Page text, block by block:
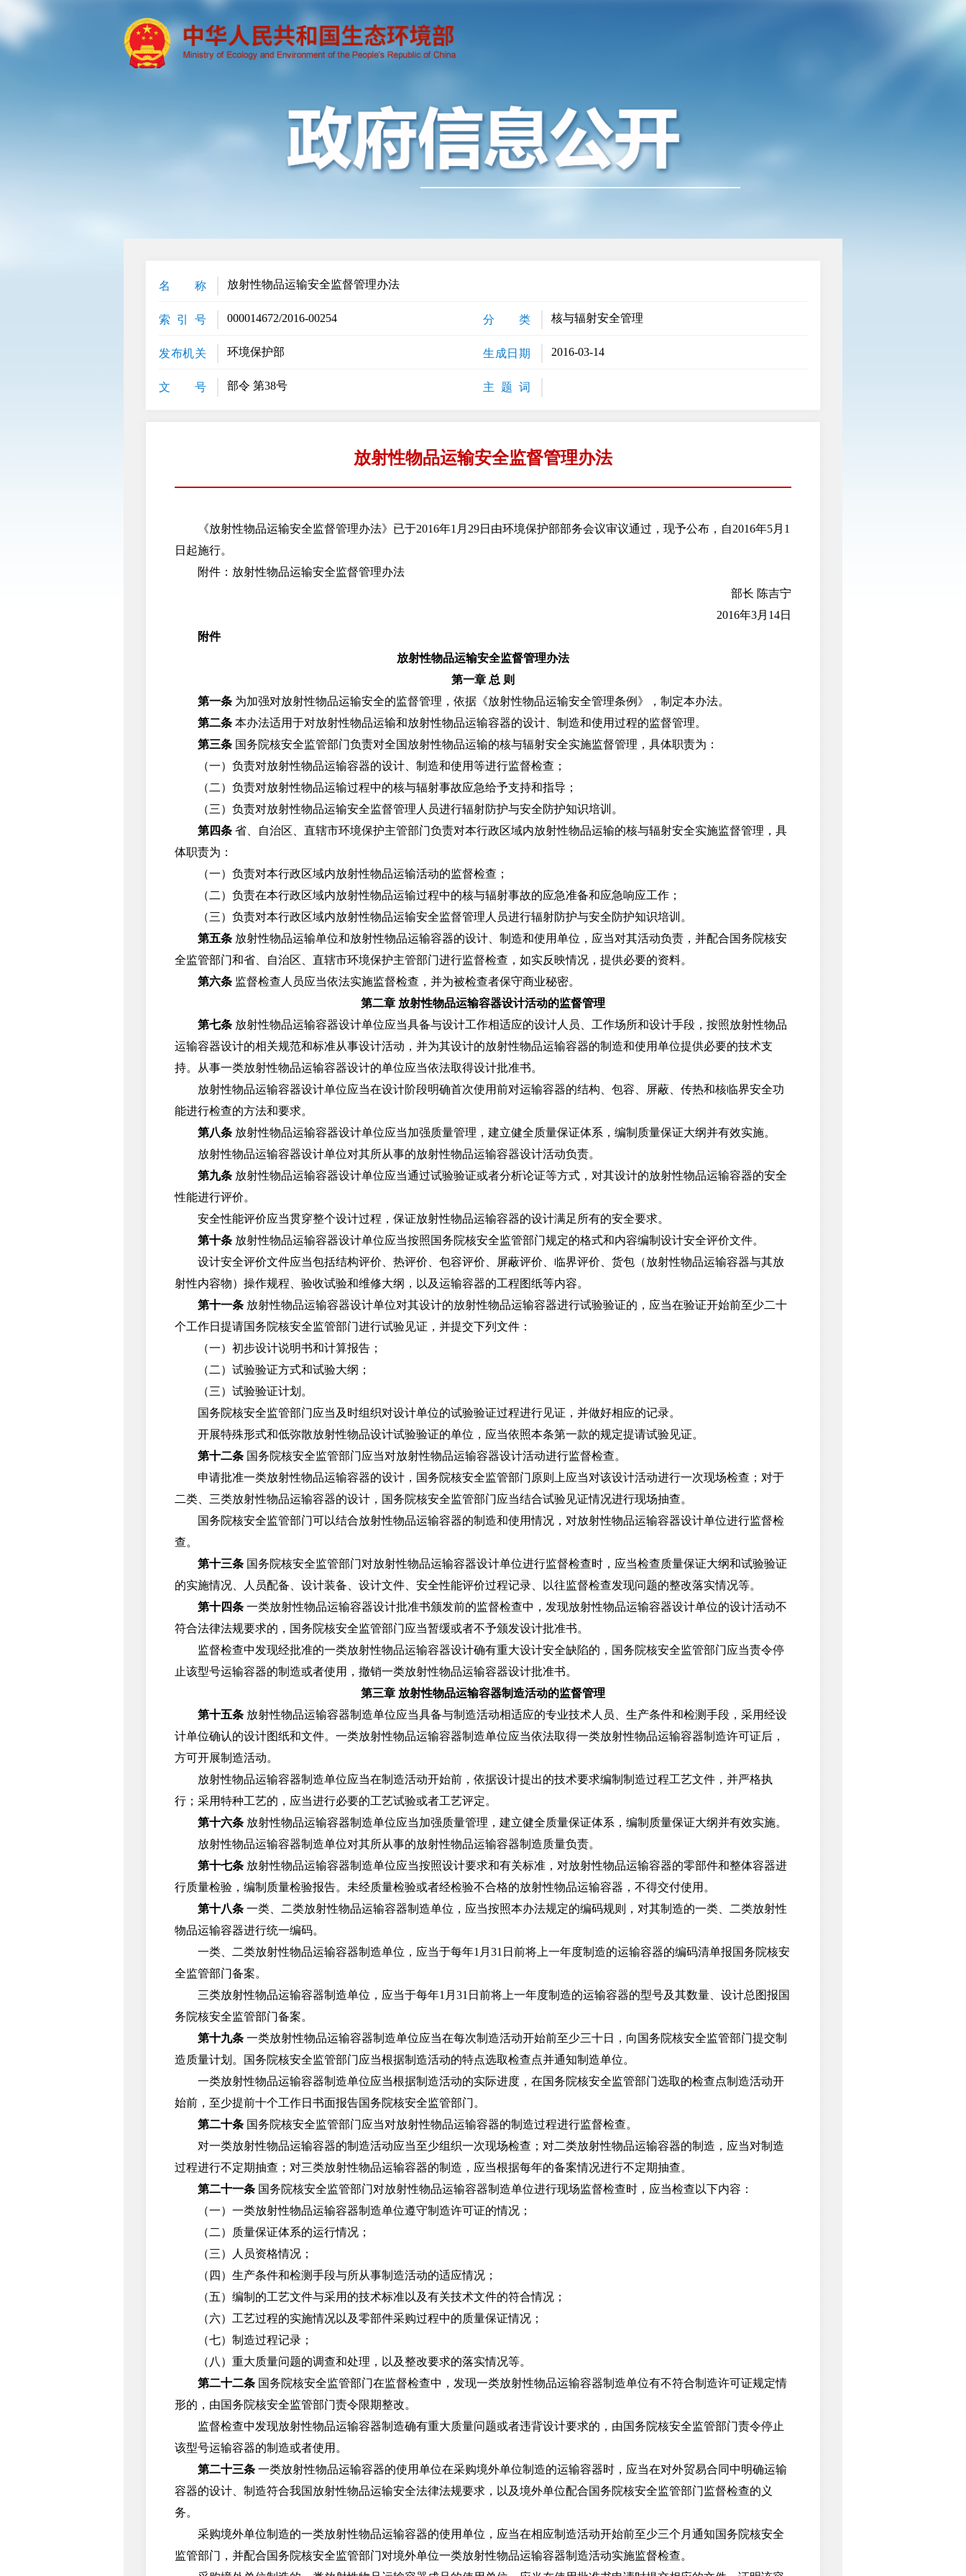
名 称 放射性物品运输安全监督管理办法
索 引 号 000014672/2016-00254 分 类 核与辐射安全管理
发布机关 环境保护部 生成日期 2016-03-14
文 号 部令 第38号 主 题 词
放射性物品运输安全监督管理办法
《放射性物品运输安全监督管理办法》已于2016年1月29日由环境保护部部务会议审议通过，现予公布，自2016年5月1
日起施行。
附件：放射性物品运输安全监督管理办法
部长 陈吉宁
2016年3月14日
附件
放射性物品运输安全监督管理办法
第一章 总 则
第一条 为加强对放射性物品运输安全的监督管理，依据《放射性物品运输安全管理条例》，制定本办法。
第二条 本办法适用于对放射性物品运输和放射性物品运输容器的设计、制造和使用过程的监督管理。
第三条 国务院核安全监管部门负责对全国放射性物品运输的核与辐射安全实施监督管理，具体职责为：
（一）负责对放射性物品运输容器的设计、制造和使用等进行监督检查；
（二）负责对放射性物品运输过程中的核与辐射事故应急给予支持和指导；
（三）负责对放射性物品运输安全监督管理人员进行辐射防护与安全防护知识培训。
第四条 省、自治区、直辖市环境保护主管部门负责对本行政区域内放射性物品运输的核与辐射安全实施监督管理，具
体职责为：
（一）负责对本行政区域内放射性物品运输活动的监督检查；
（二）负责在本行政区域内放射性物品运输过程中的核与辐射事故的应急准备和应急响应工作；
（三）负责对本行政区域内放射性物品运输安全监督管理人员进行辐射防护与安全防护知识培训。
第五条 放射性物品运输单位和放射性物品运输容器的设计、制造和使用单位，应当对其活动负责，并配合国务院核安
全监管部门和省、自治区、直辖市环境保护主管部门进行监督检查，如实反映情况，提供必要的资料。
第六条 监督检查人员应当依法实施监督检查，并为被检查者保守商业秘密。
第二章 放射性物品运输容器设计活动的监督管理
第七条 放射性物品运输容器设计单位应当具备与设计工作相适应的设计人员、工作场所和设计手段，按照放射性物品
运输容器设计的相关规范和标准从事设计活动，并为其设计的放射性物品运输容器的制造和使用单位提供必要的技术支
持。从事一类放射性物品运输容器设计的单位应当依法取得设计批准书。
放射性物品运输容器设计单位应当在设计阶段明确首次使用前对运输容器的结构、包容、屏蔽、传热和核临界安全功
能进行检查的方法和要求。
第八条 放射性物品运输容器设计单位应当加强质量管理，建立健全质量保证体系，编制质量保证大纲并有效实施。
放射性物品运输容器设计单位对其所从事的放射性物品运输容器设计活动负责。
第九条 放射性物品运输容器设计单位应当通过试验验证或者分析论证等方式，对其设计的放射性物品运输容器的安全
性能进行评价。
安全性能评价应当贯穿整个设计过程，保证放射性物品运输容器的设计满足所有的安全要求。
第十条 放射性物品运输容器设计单位应当按照国务院核安全监管部门规定的格式和内容编制设计安全评价文件。
设计安全评价文件应当包括结构评价、热评价、包容评价、屏蔽评价、临界评价、货包（放射性物品运输容器与其放
射性内容物）操作规程、验收试验和维修大纲，以及运输容器的工程图纸等内容。
第十一条 放射性物品运输容器设计单位对其设计的放射性物品运输容器进行试验验证的，应当在验证开始前至少二十
个工作日提请国务院核安全监管部门进行试验见证，并提交下列文件：
（一）初步设计说明书和计算报告；
（二）试验验证方式和试验大纲；
（三）试验验证计划。
国务院核安全监管部门应当及时组织对设计单位的试验验证过程进行见证，并做好相应的记录。
开展特殊形式和低弥散放射性物品设计试验验证的单位，应当依照本条第一款的规定提请试验见证。
第十二条 国务院核安全监管部门应当对放射性物品运输容器设计活动进行监督检查。
申请批准一类放射性物品运输容器的设计，国务院核安全监管部门原则上应当对该设计活动进行一次现场检查；对于
二类、三类放射性物品运输容器的设计，国务院核安全监管部门应当结合试验见证情况进行现场抽查。
国务院核安全监管部门可以结合放射性物品运输容器的制造和使用情况，对放射性物品运输容器设计单位进行监督检
查。
第十三条 国务院核安全监管部门对放射性物品运输容器设计单位进行监督检查时，应当检查质量保证大纲和试验验证
的实施情况、人员配备、设计装备、设计文件、安全性能评价过程记录、以往监督检查发现问题的整改落实情况等。
第十四条 一类放射性物品运输容器设计批准书颁发前的监督检查中，发现放射性物品运输容器设计单位的设计活动不
符合法律法规要求的，国务院核安全监管部门应当暂缓或者不予颁发设计批准书。
监督检查中发现经批准的一类放射性物品运输容器设计确有重大设计安全缺陷的，国务院核安全监管部门应当责令停
止该型号运输容器的制造或者使用，撤销一类放射性物品运输容器设计批准书。
第三章 放射性物品运输容器制造活动的监督管理
第十五条 放射性物品运输容器制造单位应当具备与制造活动相适应的专业技术人员、生产条件和检测手段，采用经设
计单位确认的设计图纸和文件。一类放射性物品运输容器制造单位应当依法取得一类放射性物品运输容器制造许可证后，
方可开展制造活动。
放射性物品运输容器制造单位应当在制造活动开始前，依据设计提出的技术要求编制制造过程工艺文件，并严格执
行；采用特种工艺的，应当进行必要的工艺试验或者工艺评定。
第十六条 放射性物品运输容器制造单位应当加强质量管理，建立健全质量保证体系，编制质量保证大纲并有效实施。
放射性物品运输容器制造单位对其所从事的放射性物品运输容器制造质量负责。
第十七条 放射性物品运输容器制造单位应当按照设计要求和有关标准，对放射性物品运输容器的零部件和整体容器进
行质量检验，编制质量检验报告。未经质量检验或者经检验不合格的放射性物品运输容器，不得交付使用。
第十八条 一类、二类放射性物品运输容器制造单位，应当按照本办法规定的编码规则，对其制造的一类、二类放射性
物品运输容器进行统一编码。
一类、二类放射性物品运输容器制造单位，应当于每年1月31日前将上一年度制造的运输容器的编码清单报国务院核安
全监管部门备案。
三类放射性物品运输容器制造单位，应当于每年1月31日前将上一年度制造的运输容器的型号及其数量、设计总图报国
务院核安全监管部门备案。
第十九条 一类放射性物品运输容器制造单位应当在每次制造活动开始前至少三十日，向国务院核安全监管部门提交制
造质量计划。国务院核安全监管部门应当根据制造活动的特点选取检查点并通知制造单位。
一类放射性物品运输容器制造单位应当根据制造活动的实际进度，在国务院核安全监管部门选取的检查点制造活动开
始前，至少提前十个工作日书面报告国务院核安全监管部门。
第二十条 国务院核安全监管部门应当对放射性物品运输容器的制造过程进行监督检查。
对一类放射性物品运输容器的制造活动应当至少组织一次现场检查；对二类放射性物品运输容器的制造，应当对制造
过程进行不定期抽查；对三类放射性物品运输容器的制造，应当根据每年的备案情况进行不定期抽查。
第二十一条 国务院核安全监管部门对放射性物品运输容器制造单位进行现场监督检查时，应当检查以下内容：
（一）一类放射性物品运输容器制造单位遵守制造许可证的情况；
（二）质量保证体系的运行情况；
（三）人员资格情况；
（四）生产条件和检测手段与所从事制造活动的适应情况；
（五）编制的工艺文件与采用的技术标准以及有关技术文件的符合情况；
（六）工艺过程的实施情况以及零部件采购过程中的质量保证情况；
（七）制造过程记录；
（八）重大质量问题的调查和处理，以及整改要求的落实情况等。
第二十二条 国务院核安全监管部门在监督检查中，发现一类放射性物品运输容器制造单位有不符合制造许可证规定情
形的，由国务院核安全监管部门责令限期整改。
监督检查中发现放射性物品运输容器制造确有重大质量问题或者违背设计要求的，由国务院核安全监管部门责令停止
该型号运输容器的制造或者使用。
第二十三条 一类放射性物品运输容器的使用单位在采购境外单位制造的运输容器时，应当在对外贸易合同中明确运输
容器的设计、制造符合我国放射性物品运输安全法律法规要求，以及境外单位配合国务院核安全监管部门监督检查的义
务。
采购境外单位制造的一类放射性物品运输容器的使用单位，应当在相应制造活动开始前至少三个月通知国务院核安全
监管部门，并配合国务院核安全监管部门对境外单位一类放射性物品运输容器制造活动实施监督检查。